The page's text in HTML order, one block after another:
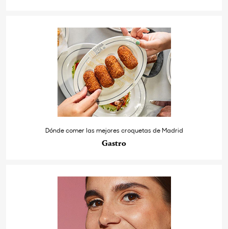
Dónde comer las mejores croquetas de Madrid
Gastro